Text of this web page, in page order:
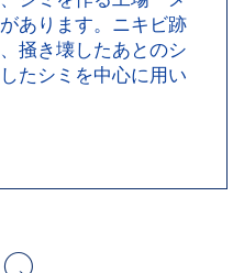
あります。ニキビ跡
掻き壊したあとのシ
たシミを中心に用い